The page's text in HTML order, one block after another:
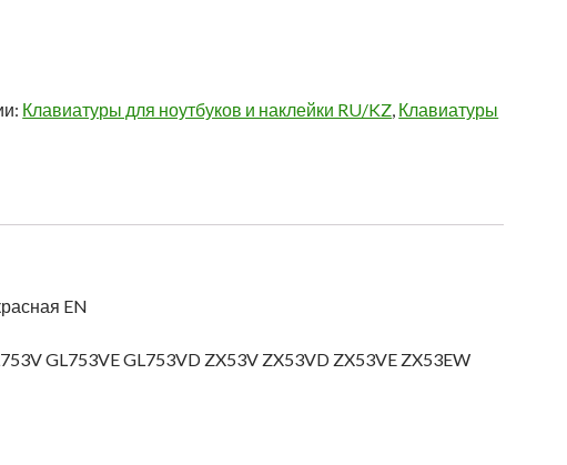
Клавиатуры для ноутбуков и наклейки RU/KZ Клавиатуры
EN
GL753VE GL753VD ZX53V ZX53VD ZX53VE ZX53EW